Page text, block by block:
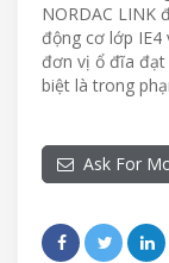
NORDAC LINK
động cơ lớp IE4
đơn vị ổ đĩa
biệt là trong
Ask For